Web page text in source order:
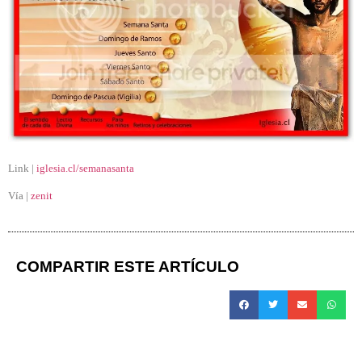
Link | iglesia.cl/semanasanta
Vía | zenit
COMPARTIR ESTE ARTÍCULO